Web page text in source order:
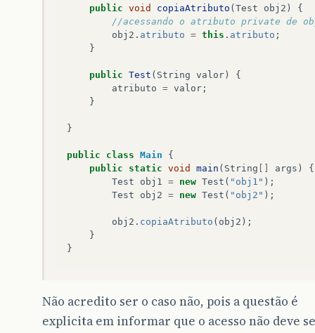
public void copiaAtributo (Test obj2 )
{
//acessando o atributo private de
obj2 . atributo = this . atributo ;
}
public Test ( String valor)
{
atributo = valor ;
}
}
public class Main
{
public
static void main ( String [] args )
{
Test
obj1 = new Test ( "obj1" );
Test
obj2 = new Test ( "obj2" );
obj2 . copiaAtributo ( obj2 );
}
}
Não acredito ser o caso não, pois a questão é
explicita em informar que o acesso não deve